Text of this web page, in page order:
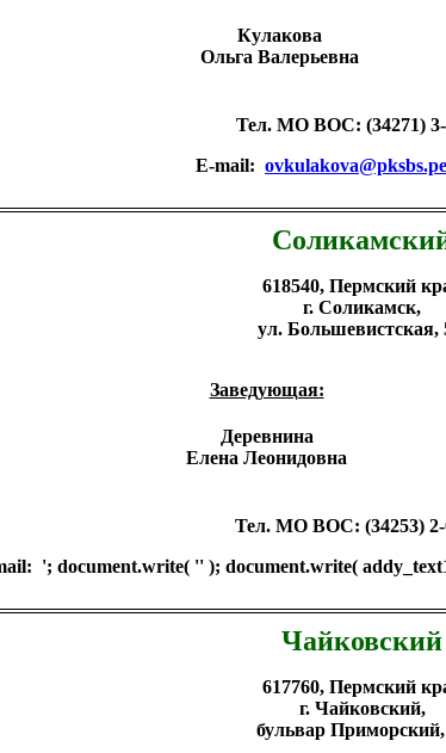
Кулакова
Ольга Валерьевна
Тел. МО ВОС: (34271) 3-
E-mail:
618540, Пермский
г. Соликамск,
ул. Большевистская,
Заведующая:
Деревнина
Елена Леонидовна
Тел. МО ВОС: (34253) 2-
'; document.write( '' ); document.write(
Чайковский
617760, Пермский
г. Чайковский,
бульвар Приморский,